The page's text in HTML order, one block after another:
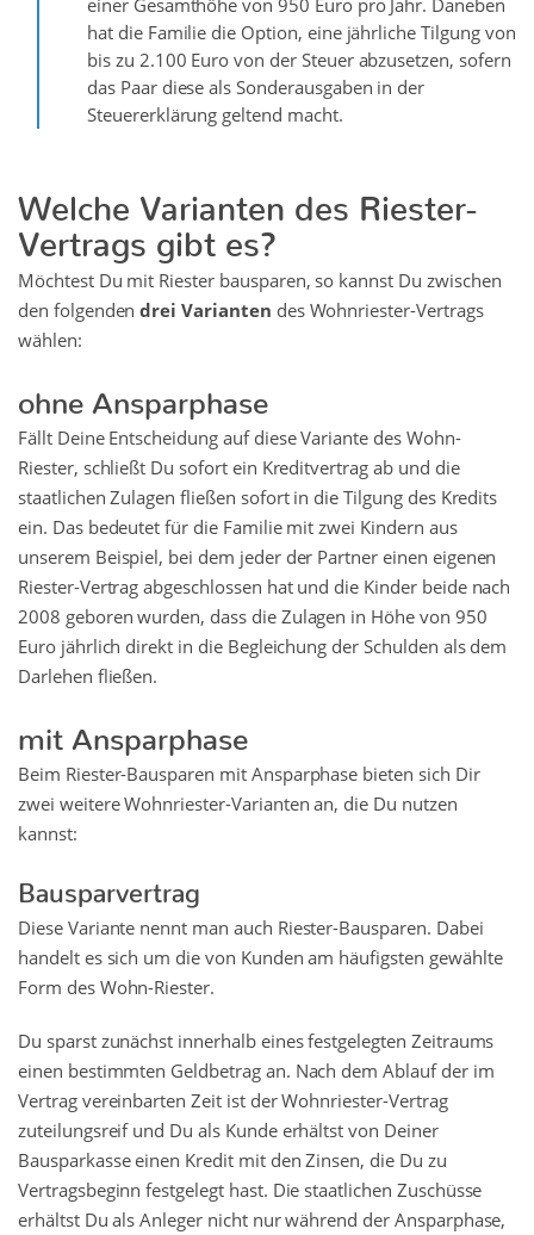
einer Gesamthöhe von 950 Euro pro Jahr. Daneben
hat die Familie die Option, eine jährliche Tilgung von
bis zu 2.100 Euro von der Steuer abzusetzen, sofern
das Paar diese als Sonderausgaben in der
Steuererklärung geltend macht.
Welche Varianten des Riester-
Vertrags gibt es?
Möchtest Du mit Riester bausparen, so kannst Du zwischen
den folgendendrei Varianten des Wohnriester-Vertrags
wählen:
ohne Ansparphase
Fällt Deine Entscheidung auf diese Variante des Wohn-
Riester, schließt Du sofort ein Kreditvertrag ab und die
staatlichen Zulagen fließen sofort in die Tilgung des Kredits
ein. Das bedeutet für die Familie mit zwei Kindern aus
unserem Beispiel, bei dem jeder der Partner einen eigenen
Riester-Vertrag abgeschlossen hat und die Kinder beide nach
2008 geboren wurden, dass die Zulagen in Höhe von 950
Euro jährlich direkt in die Begleichung der Schulden als dem
Darlehen fließen.
mit Ansparphase
Beim Riester-Bausparen mit Ansparphase bieten sich Dir
zwei weitere Wohnriester-Varianten an, die Du nutzen
kannst:
Bausparvertrag
Diese Variante nennt man auch Riester-Bausparen. Dabei
handelt es sich um die von Kunden am häufigsten gewählte
Form des Wohn-Riester.
Du sparst zunächst innerhalb eines festgelegten Zeitraums
einen bestimmten Geldbetrag an. Nach dem Ablauf der im
Vertrag vereinbarten Zeit ist der Wohnriester-Vertrag
zuteilungsreif und Du als Kunde erhältst von Deiner
Bausparkasse einen Kredit mit den Zinsen, die Du zu
Vertragsbeginn festgelegt hast. Die staatlichen Zuschüsse
erhältst Du als Anleger nicht nur während der Ansparphase,